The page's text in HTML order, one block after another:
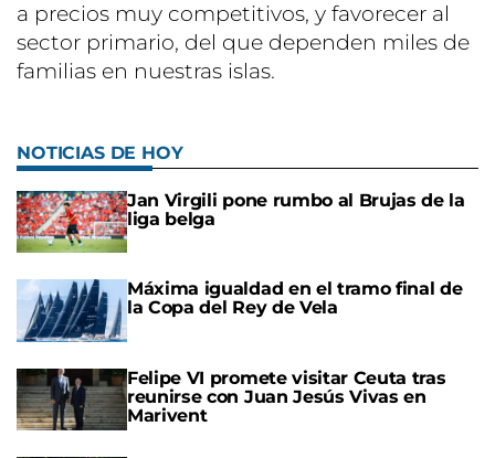
a precios muy competitivos, y favorecer al
sector primario, del que dependen miles de
familias en nuestras islas.
NOTICIAS DE HOY
Jan Virgili pone rumbo al Brujas de la
liga belga
Máxima igualdad en el tramo final de
la Copa del Rey de Vela
Felipe VI promete visitar Ceuta tras
reunirse con Juan Jesús Vivas en
Marivent